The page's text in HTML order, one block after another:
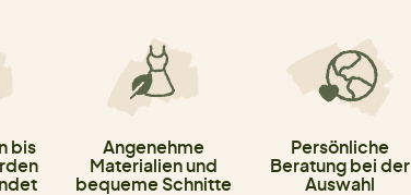
bis
Angenehme
Materialien und
bequeme Schnitte
Persönliche
Beratung bei der
Auswahl